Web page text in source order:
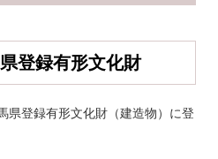
登録有形文化財
登録有形文化財（建造物）に登